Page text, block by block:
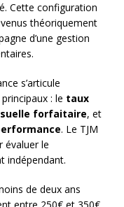
Cette configuration
théoriquement
d’une gestion
s’articule
: le taux
forfaitaire, et
. Le TJM
évaluer le
indépendant.
de deux ans